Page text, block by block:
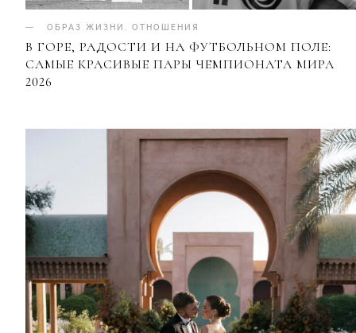
ОБРАЗ ЖИЗНИ . ОТНОШЕНИЯ
В ГОРЕ, РАДОСТИ И НА ФУТБОЛЬНОМ ПОЛЕ:
САМЫЕ КРАСИВЫЕ ПАРЫ ЧЕМПИОНАТА МИРА
2026